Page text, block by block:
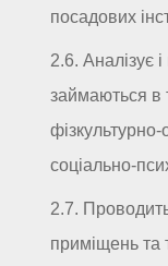
посадових
2.6. Аналізує і
займаються в
соціально-
2.7.
приміщень та